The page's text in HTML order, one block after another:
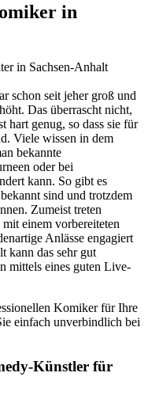
in
schon seit jeher groß und
Das überrascht nicht,
hart genug, so dass sie für
Viele wissen in dem
bekannte
oder bei
kann. So gibt es
sind und trotzdem
Zumeist treten
einem vorbereiteten
Anlässe engagiert
kann das sehr gut
mittels eines guten Live-
Komiker für Ihre
einfach unverbindlich bei
Künstler für